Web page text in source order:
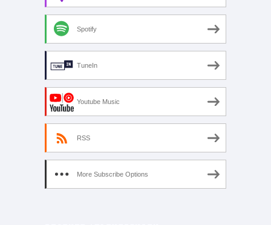
Spotify
TuneIn
Youtube Music
RSS
More Subscribe Options